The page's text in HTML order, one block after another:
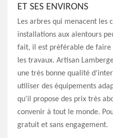
ET SES ENVIRONS
Les arbres qui menacent les
installations aux alentours
fait, il est préférable de
les travaux. Artisan
une très bonne qualité
utiliser des équipements
qu'il propose des prix très
convenir à tout le monde.
gratuit et sans engagement.